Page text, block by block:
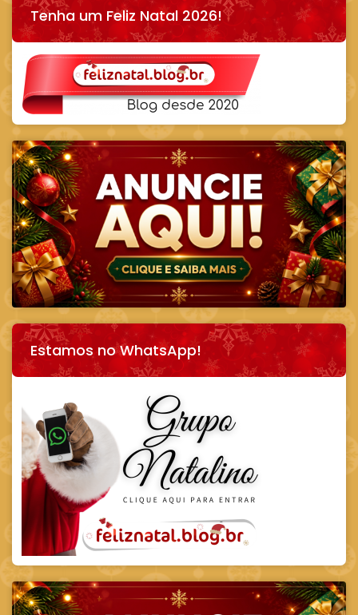
Tenha um Feliz Natal 2026!
Estamos no WhatsApp!